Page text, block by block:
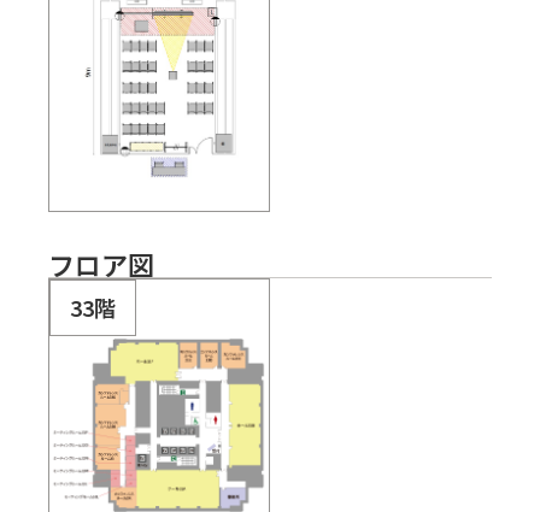
フロア図
33階